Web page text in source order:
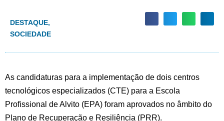
DESTAQUE,
SOCIEDADE
As candidaturas para a implementação de dois centros
tecnológicos especializados (CTE) para a Escola
Profissional de Alvito (EPA) foram aprovados no âmbito do
Plano de Recuperação e Resiliência (PRR).